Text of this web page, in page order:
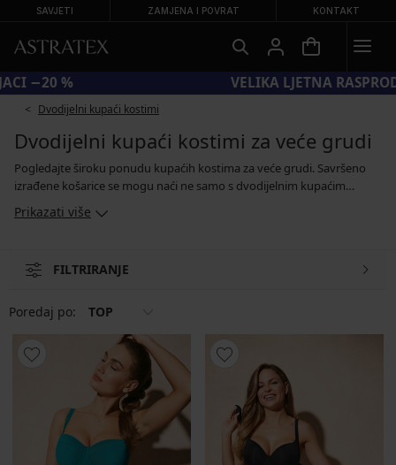
SAVJETI ZAMJENA I POVRAT KONTAKT
KOD BRA20 = GRUDNJACI −20 %
Dvodijelni kupaći kostimi
Dvodijelni kupaći kostimi za veće grudi
Pogledajte široku ponudu kupaćih kostima za veće grudi. Savršeno
izrađene košarice se mogu naći ne samo s dvodijelnim kupaćim
kostimima za punije grudi, već i s tankini kupaćim kostimima i
jednodijelnim modelima dizajniranim za vlasnice bujnih grudi. Svi
svojstva ni u mokrom stanju.
Prikazati više
FILTRIRANJE
Poredaj po: TOP